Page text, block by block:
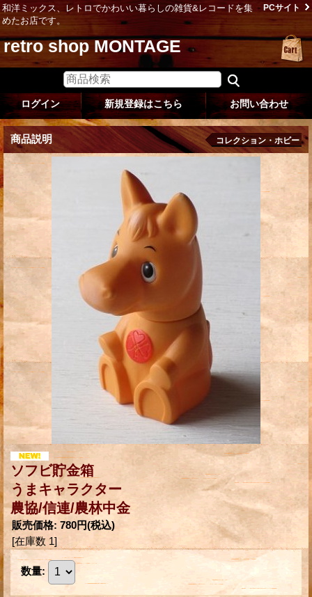
和洋ミックス、レトロでかわいい暮らしの雑貨&レコードを集
めたお店です。
PCサイト
retro shop MONTAGE
ログイン 新規登録はこちら お問い合わせ
商品説明 コレクション・ホビー
ソフビ貯金箱
うまキャラクター
農協/信連/農林中金
販売価格: 780円(税込)
[在庫数 1]
数量: